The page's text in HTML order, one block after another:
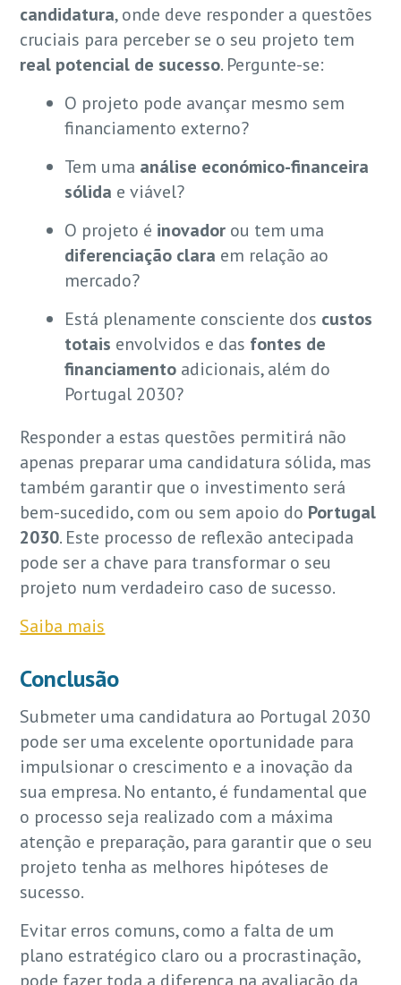
candidatura, onde deve responder a questões
cruciais para perceber se o seu projeto tem
real potencial de sucesso. Pergunte-se:
O projeto pode avançar mesmo sem
financiamento externo?
Tem uma análise económico-financeira
sólida e viável?
O projeto é inovador ou tem uma
diferenciação clara em relação ao
mercado?
Está plenamente consciente dos custos
totais envolvidos e das fontes de
financiamento adicionais, além do
Portugal 2030?
Responder a estas questões permitirá não
apenas preparar uma candidatura sólida, mas
também garantir que o investimento será
bem-sucedido, com ou sem apoio do Portugal
2030. Este processo de reflexão antecipada
pode ser a chave para transformar o seu
projeto num verdadeiro caso de sucesso.
Saiba mais
Conclusão
Submeter uma candidatura ao Portugal 2030
pode ser uma excelente oportunidade para
impulsionar o crescimento e a inovação da
sua empresa. No entanto, é fundamental que
o processo seja realizado com a máxima
atenção e preparação, para garantir que o seu
projeto tenha as melhores hipóteses de
sucesso.
Evitar erros comuns, como a falta de um
plano estratégico claro ou a procrastinação,
pode fazer toda a diferença na avaliação da